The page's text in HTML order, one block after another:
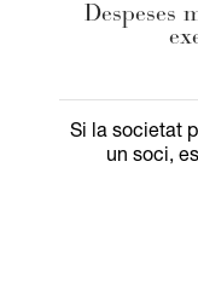
Despeses
Si la societat
un soci,